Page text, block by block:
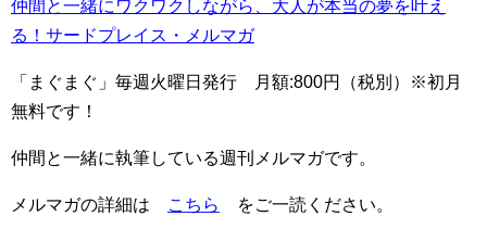
仲間と一緒にワクワクしながら、大人が本当の夢を叶え
る！サードプレイス・メルマガ
「まぐまぐ」毎週火曜日発行 月額:800円（税別）※初月
無料です！
仲間と一緒に執筆している週刊メルマガです。
メルマガの詳細は こちら をご一読ください。